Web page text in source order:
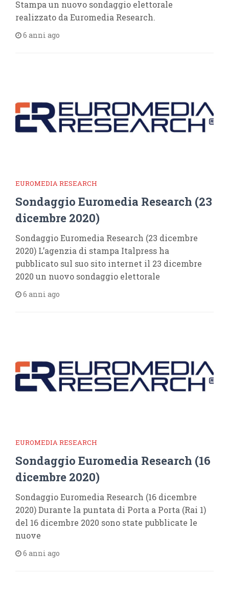
Stampa un nuovo sondaggio elettorale
realizzato da Euromedia Research.
6 anni ago
EUROMEDIA RESEARCH
Sondaggio Euromedia Research (23
dicembre 2020)
Sondaggio Euromedia Research (23 dicembre
2020) L’agenzia di stampa Italpress ha
pubblicato sul suo sito internet il 23 dicembre
2020 un nuovo sondaggio elettorale
6 anni ago
EUROMEDIA RESEARCH
Sondaggio Euromedia Research (16
dicembre 2020)
Sondaggio Euromedia Research (16 dicembre
2020) Durante la puntata di Porta a Porta (Rai 1)
del 16 dicembre 2020 sono state pubblicate le
nuove
6 anni ago